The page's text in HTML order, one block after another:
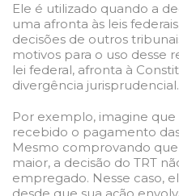
Ele é utilizado quando a
uma afronta às leis
decisões de outros
motivos para o uso desse
lei federal, afronta à
divergência jurisprudencial.
Por exemplo, imagine
recebido o pagamento
Mesmo comprovando
maior, a decisão do TRT
empregado. Nesse caso,